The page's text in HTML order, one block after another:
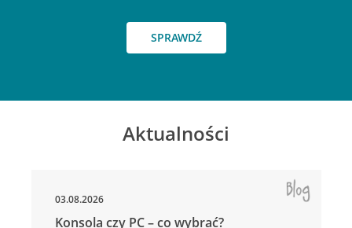
SPRAWDŹ
Aktualności
03.08.2026
Konsola czy PC – co wybrać?